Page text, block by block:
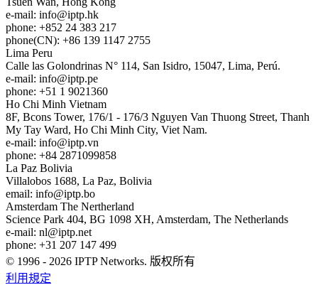
e-mail: info
iptp.hk
phone: +852 24 383 217
phone(CN): +86 139 1147 2755
Lima Peru
Calle las Golondrinas N° 114, San Isidro, 15047, Lima, Perú.
e-mail: info
iptp.pe
phone: +51 1 9021360
Ho Chi Minh Vietnam
8F, Bcons Tower, 176/1 - 176/3 Nguyen Van Thuong Street, Thanh
My Tay Ward, Ho Chi Minh City, Viet Nam.
e-mail: info
iptp.vn
phone: +84 2871099858
La Paz Bolivia
Villalobos 1688, La Paz, Bolivia
email: info
iptp.bo
Amsterdam The Nertherland
Science Park 404, BG 1098 XH, Amsterdam, The Netherlands
e-mail: nl
iptp.net
phone: +31 207 147 499
© 1996 - 2026 IPTP Networks. 版权所有
利用規定